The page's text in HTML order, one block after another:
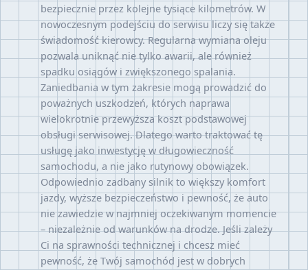
bezpiecznie przez kolejne tysiące kilometrów. W
nowoczesnym podejściu do serwisu liczy się także
świadomość kierowcy. Regularna wymiana oleju
pozwala uniknąć nie tylko awarii, ale również
spadku osiągów i zwiększonego spalania.
Zaniedbania w tym zakresie mogą prowadzić do
poważnych uszkodzeń, których naprawa
wielokrotnie przewyższa koszt podstawowej
obsługi serwisowej. Dlatego warto traktować tę
usługę jako inwestycję w długowieczność
samochodu, a nie jako rutynowy obowiązek.
Odpowiednio zadbany silnik to większy komfort
jazdy, wyższe bezpieczeństwo i pewność, że auto
nie zawiedzie w najmniej oczekiwanym momencie
– niezależnie od warunków na drodze. Jeśli zależy
Ci na sprawności technicznej i chcesz mieć
pewność, że Twój samochód jest w dobrych